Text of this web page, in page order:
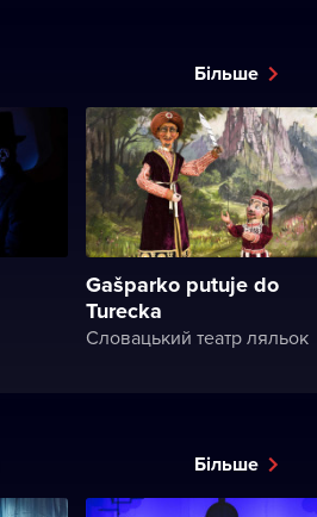
Більше
Gašparko putuje do
Turecka
Словацький театр ляльок
Більше